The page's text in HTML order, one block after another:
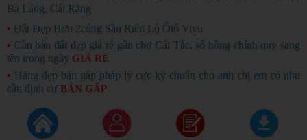
Ba Láng, Cái Răng
• Đất Đẹp Hơn 2công Sầu Riên Lộ Ôtô Vivu
• Cần bán đất đẹp giá rẻ gần chợ Cái Tắc, sổ hồng chính quy sang
tên trong ngày GIÁ RẺ
• Hàng đẹp bán gấp pháp lý cực kỳ chuẩn cho anh chị em có nhu
cầu định cư BÁN GẤP
Copyright © 2026
Rao Vặt Miễn Phí
raovatcantho.com
chỉ hoạt động thử nghiệm (*)